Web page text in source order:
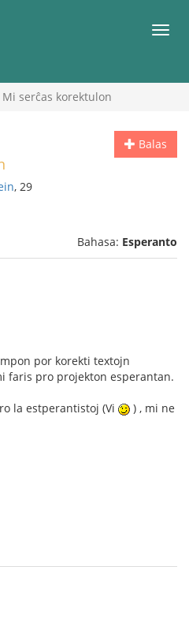
Mi serĉas korektulon
Balas
, 29
Bahasa: Esperanto
por korekti textojn
faris pro projekton esperantan.
la estperantistoj (Vi
) , mi ne